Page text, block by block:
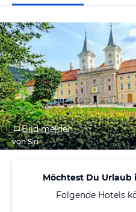
Bild melden
von Siri
Möchtest Du Urlaub
Folgende Hotels